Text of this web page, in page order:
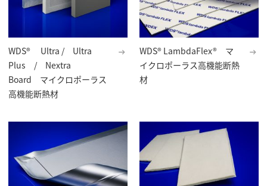
WDS® Ultra / Ultra
Plus / Nextra
Board マイクロポーラス
高機能断熱材
WDS® LambdaFlex® マ
イクロポーラス高機能断熱
材